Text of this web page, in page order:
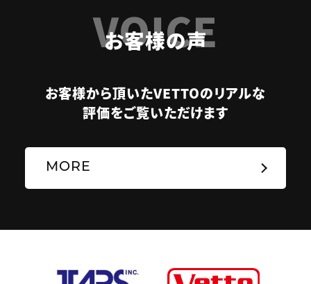
VOICE
お客様の声
お客様から頂いたVETTOのリアルな
評価をご覧いただけます
MORE